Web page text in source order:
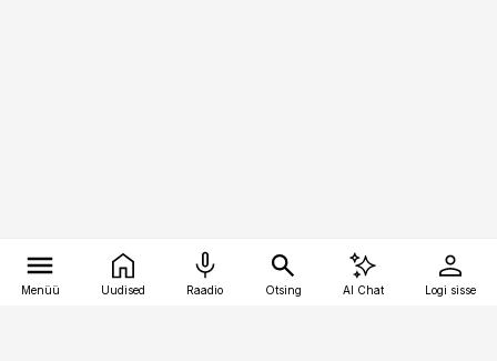
Menüü Uudised Raadio Otsing AI Chat Logi sisse